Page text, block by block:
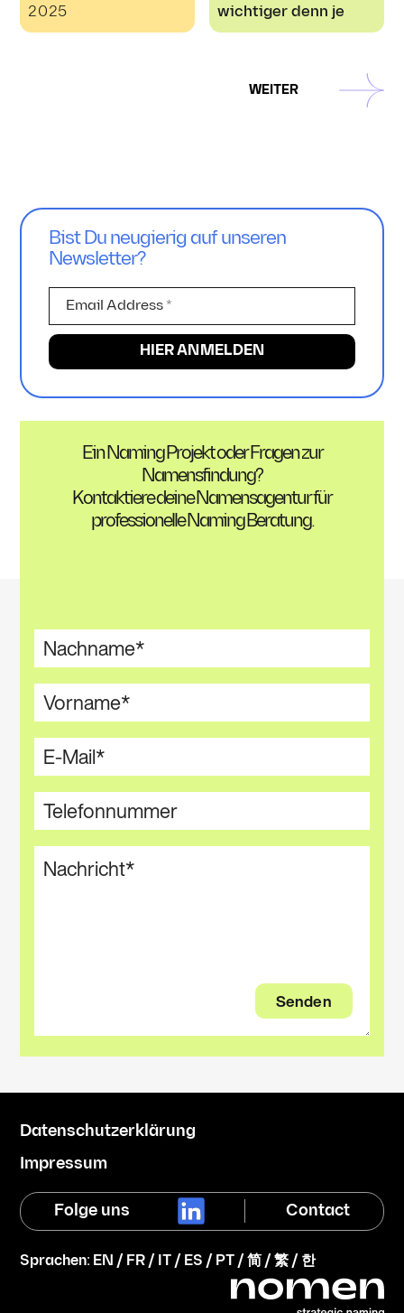
2025
wichtiger denn je
Green Labeling:
WEITER
Bist Du neugierig auf unseren
Newsletter?
Ein Naming Projekt oder Fragen zur
Namensfindung?
Kontaktiere deine Namensagentur für
professionelle Naming Beratung.
Datenschutzerklärung
Impressum
Folge uns Contact
Sprachen: EN / FR / IT / ES / PT /简 /繁 / 한